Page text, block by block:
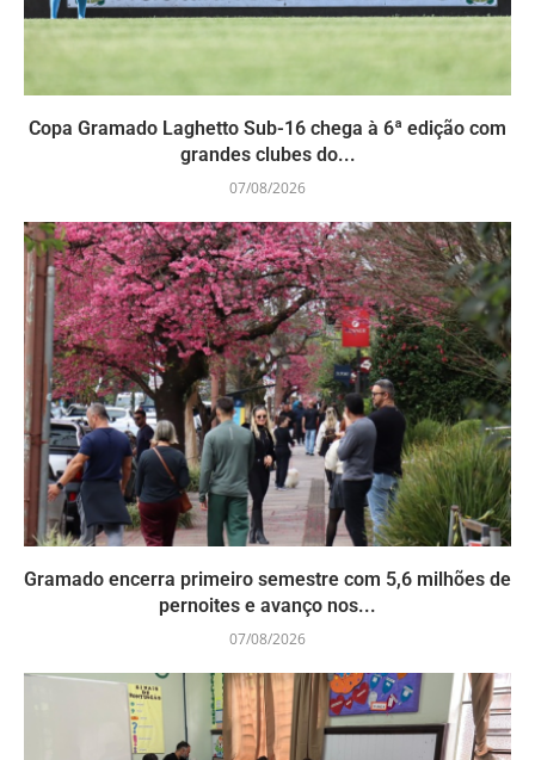
Copa Gramado Laghetto Sub-16 chega à 6ª edição com
grandes clubes do...
07/08/2026
Gramado encerra primeiro semestre com 5,6 milhões de
pernoites e avanço nos...
07/08/2026